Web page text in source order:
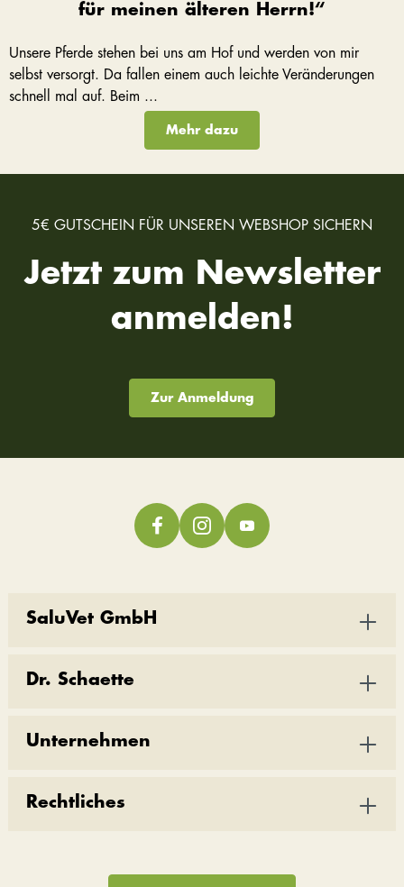
für meinen älteren Herrn!“
Unsere Pferde stehen bei uns am Hof und werden von mir
selbst versorgt. Da fallen einem auch leichte Veränderungen
schnell mal auf. Beim ...
Mehr dazu
5€ GUTSCHEIN FÜR UNSEREN WEBSHOP SICHERN
Jetzt zum Newsletter
anmelden!
Zur Anmeldung
SaluVet GmbH
Dr. Schaette
Unternehmen
Rechtliches